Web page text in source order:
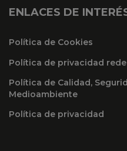
ENLACES DE
Política de Cookies
Política de privacidad
Política de Calidad,
Medioambiente
Política de privacidad